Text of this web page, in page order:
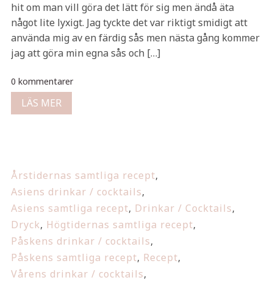
hit om man vill göra det lätt för sig men ändå äta
något lite lyxigt. Jag tyckte det var riktigt smidigt att
använda mig av en färdig sås men nästa gång kommer
jag att göra min egna sås och […]
0 kommentarer
LÄS MER
Årstidernas samtliga recept,
Asiens drinkar / cocktails,
Asiens samtliga recept, Drinkar / Cocktails,
Dryck, Högtidernas samtliga recept,
Påskens drinkar / cocktails,
Påskens samtliga recept, Recept,
Vårens drinkar / cocktails,